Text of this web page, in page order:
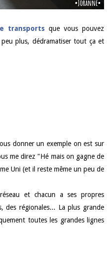
transports que vous pouvez
plus, dédramatiser tout ça et
donner un exemple on est sur
me direz "Hé mais on gagne de
Uni (et il reste même un peu de
et chacun a ses propres
des régionales... La plus grande
toutes les grandes lignes